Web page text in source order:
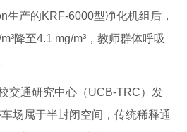
生产的KRF-6000型净化机组后，
降至4.1 mg/m³，教师群体呼吸
交通研究中心（UCB-TRC）发
场属于半封闭空间，传统稀释通